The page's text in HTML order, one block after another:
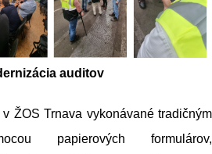
auditov
ŽOS Trnava vykonávané tradičným
papierových formulárov,